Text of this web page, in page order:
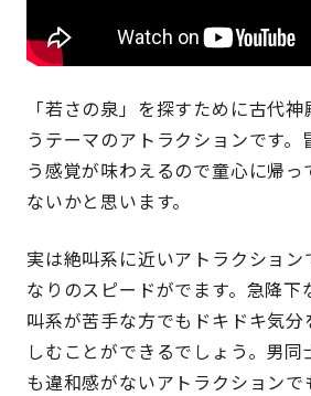
「若さの泉」を探すために古代
うテーマのアトラクションです。
う感覚が味わえるので童心に帰
ないかと思います。
実は絶叫系に近いアトラクショ
なりのスピードがでます。急降下
叫系が苦手な方でもドキドキ気
しむことができるでしょう。男同
も違和感がないアトラクションで